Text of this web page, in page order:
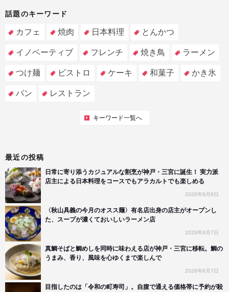
話題のキーワード
カフェ 焼肉 日本料理 とんかつ
イノベーティブ フレンチ 焼き鳥 ラーメン
つけ麺 ビストロ ケーキ 和菓子 かき氷
パン レストラン
キーワード一覧へ
最近の投稿
日常に寄り添うカジュアルな割烹が神戸・三宮に誕生！ 実力派
店主による日本料理をコースでもアラカルトでも楽しめる
2026年8月8日
〈秋山具義の今月のオスス麺〉有名店出身の店主がオープンし
た、スープが濃くておいしいラーメン店
2026年8月7日
真鯛そばと鯛めしを同時に味わえる店が神戸・三宮に移転。鯛の
うまみ、香り、風味を心ゆくまで楽しんで
2026年8月7日
目指したのは「令和の町寿司」。自腹で通える価格帯に予約が殺